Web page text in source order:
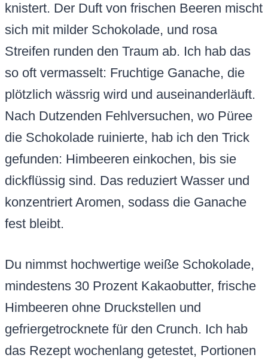
knistert. Der Duft von frischen Beeren mischt
sich mit milder Schokolade, und rosa
Streifen runden den Traum ab. Ich hab das
so oft vermasselt: Fruchtige Ganache, die
plötzlich wässrig wird und auseinanderläuft.
Nach Dutzenden Fehlversuchen, wo Püree
die Schokolade ruinierte, hab ich den Trick
gefunden: Himbeeren einkochen, bis sie
dickflüssig sind. Das reduziert Wasser und
konzentriert Aromen, sodass die Ganache
fest bleibt.
Du nimmst hochwertige weiße Schokolade,
mindestens 30 Prozent Kakaobutter, frische
Himbeeren ohne Druckstellen und
gefriergetrocknete für den Crunch. Ich hab
das Rezept wochenlang getestet, Portionen